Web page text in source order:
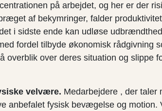
på arbejdet, og her er der
af bekymringer, falder
i sidste ende kan udløse udbrændthed
fordel tilbyde økonomisk rådgivning
overblik over deres situation og slippe
velvære. Medarbejdere , der taler
anbefalet fysisk bevægelse og motion.